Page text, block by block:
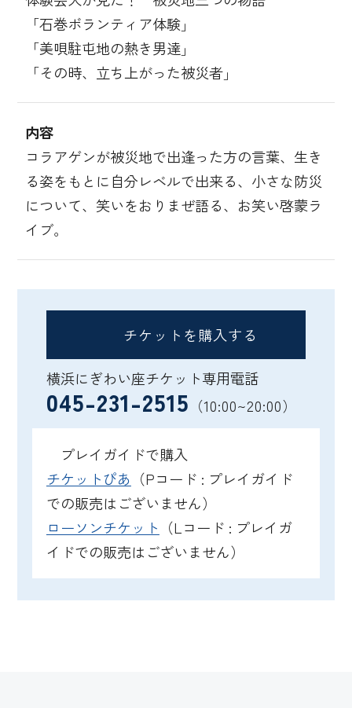
「石巻ボランティア体験」
「美唄駐屯地の熱き男達」
「その時、立ち上がった被災者」
内容
コラアゲンが被災地で出逢った方の言葉、生き
る姿をもとに自分レベルで出来る、小さな防災
について、笑いをおりまぜ語る、お笑い啓蒙ラ
イブ。
チケットを購入する
横浜にぎわい座チケット専用電話
045-231-2515 （10:00~20:00）
プレイガイドで購入
チケットぴあ （Pコード : プレイガイド
での販売はございません）
ローソンチケット （Lコード : プレイガ
イドでの販売はございません）